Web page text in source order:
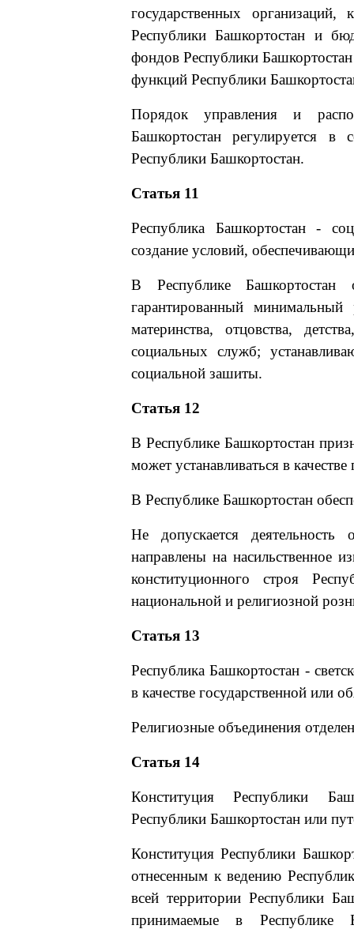
государственных
Республики Башкортостан и
фондов Республики
функций Республики
Порядок управления и
Башкортостан регулируется в
Республики Башкортостан.
Статья 11
Республика Башкортостан -
создание условий,
В Республике Башкортостан
гарантированный минимальный
материнства, отцовства,
социальных служб;
социальной зашиты.
Статья 12
В Республике Башкортостан
может устанавливаться в
В Республике Башкортостан
Не допускается
направлены на насильственное
конституционного строя
национальной и религиозной
Статья 13
Республика Башкортостан -
в качестве государственной или
Религиозные объединения
Статья 14
Конституция Республики
Республики Башкортостан или
Конституция Республики
отнесенным к ведению
всей территории Республики
принимаемые в Республике